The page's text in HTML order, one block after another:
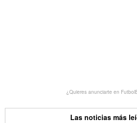
¿Quieres anunciarte en
Las noticias más